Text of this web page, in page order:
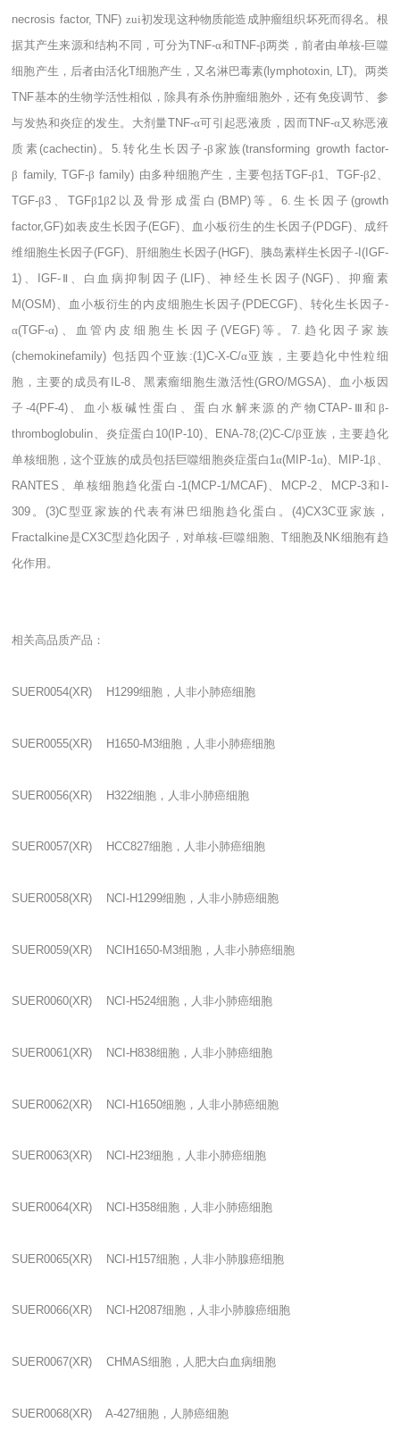
necrosis factor, TNF) zui初发现这种物质能造成肿瘤组织坏死而得名。根
据其产生来源和结构不同，可分为TNF-α和TNF-β两类，前者由单核-巨噬
细胞产生，后者由活化T细胞产生，又名淋巴毒素(lymphotoxin, LT)。两类
TNF基本的生物学活性相似，除具有杀伤肿瘤细胞外，还有免疫调节、参
与发热和炎症的发生。大剂量TNF-α可引起恶液质，因而TNF-α又称恶液
质素 (cachectin)。 5. 转化生长因子-β家族 (transforming growth factor-
β family, TGF-β family) 由多种细胞产生，主要包括TGF-β1、TGF-β2、
TGF-β3 、TGFβ1β2 以及骨形成蛋白 (BMP)等。6. 生长因子 (growth
factor,GF)如表皮生长因子(EGF)、血小板衍生的生长因子(PDGF)、成纤
维细胞生长因子(FGF)、肝细胞生长因子(HGF)、胰岛素样生长因子-I(IGF-
1) 、 IGF- Ⅱ、白血病抑制因子 (LIF)、神经生长因子 (NGF) 、抑瘤素
M(OSM)、血小板衍生的内皮细胞生长因子(PDECGF)、转化生长因子-
α(TGF-α) 、血管内皮细胞生长因子 (VEGF)等。7. 趋化因子家族
(chemokinefamily) 包括四个亚族 :(1)C-X-C/α亚族，主要趋化中性粒细
胞，主要的成员有 IL-8、黑素瘤细胞生激活性(GRO/MGSA)、血小板因
子 -4(PF-4)、血小板碱性蛋白、蛋白水解来源的产物CTAP- Ⅲ和β-
thromboglobulin、炎症蛋白 10(IP-10)、 ENA-78;(2)C-C/β亚族，主要趋化
单核细胞，这个亚族的成员包括巨噬细胞炎症蛋白 1α(MIP-1α)、 MIP-1β、
RANTES 、单核细胞趋化蛋白 -1(MCP-1/MCAF)、 MCP-2、 MCP-3和 I-
309 。 (3)C型亚家族的代表有淋巴细胞趋化蛋白。 (4)CX3C亚家族，
Fractalkine是CX3C型趋化因子，对单核-巨噬细胞、T细胞及 NK细胞有趋
化作用。
相关高品质产品：
SUER0054(XR) H1299细胞，人非小肺癌细胞
SUER0055(XR) H1650-M3细胞，人非小肺癌细胞
SUER0056(XR) H322细胞，人非小肺癌细胞
SUER0057(XR) HCC827细胞，人非小肺癌细胞
SUER0058(XR) NCI-H1299细胞，人非小肺癌细胞
SUER0059(XR) NCIH1650-M3细胞，人非小肺癌细胞
SUER0060(XR) NCI-H524细胞，人非小肺癌细胞
SUER0061(XR) NCI-H838细胞，人非小肺癌细胞
SUER0062(XR) NCI-H1650细胞，人非小肺癌细胞
SUER0063(XR) NCI-H23细胞，人非小肺癌细胞
SUER0064(XR) NCI-H358细胞，人非小肺癌细胞
SUER0065(XR) NCI-H157细胞，人非小肺腺癌细胞
SUER0066(XR) NCI-H2087细胞，人非小肺腺癌细胞
SUER0067(XR) CHMAS细胞，人肥大白血病细胞
SUER0068(XR) A-427细胞，人肺癌细胞